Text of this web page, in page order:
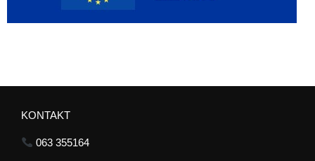
KONTAKT
063 355164